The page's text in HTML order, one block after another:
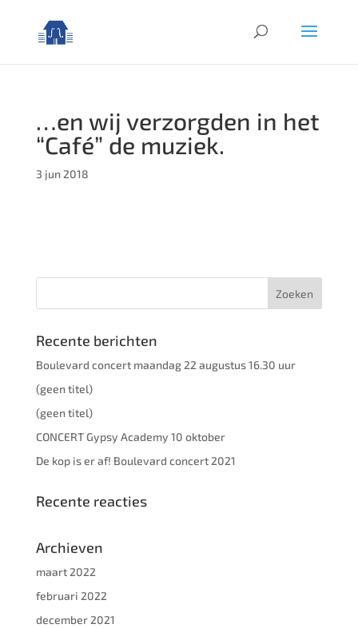
…en wij verzorgden in het
“Café” de muziek.
3 jun 2018
Recente berichten
Boulevard concert maandag 22 augustus 16.30 uur
(geen titel)
(geen titel)
CONCERT Gypsy Academy 10 oktober
De kop is er af! Boulevard concert 2021
Recente reacties
Archieven
maart 2022
februari 2022
december 2021